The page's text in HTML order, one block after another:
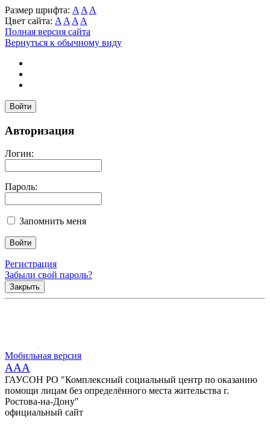
Размер шрифта: A A A
Цвет сайта: A A A A
Полная версия сайта
Вернуться к обычному виду
Войти
Авторизация
Логин:
Пароль:
Запомнить меня
Регистрация
Забыли свой пароль?
Закрыть
Мобильная версия
AAA
ГАУСОН РО "Комплексный социальный центр по оказанию
помощи лицам без определённого места жительства г.
Ростова-на-Дону"
официальный сайт